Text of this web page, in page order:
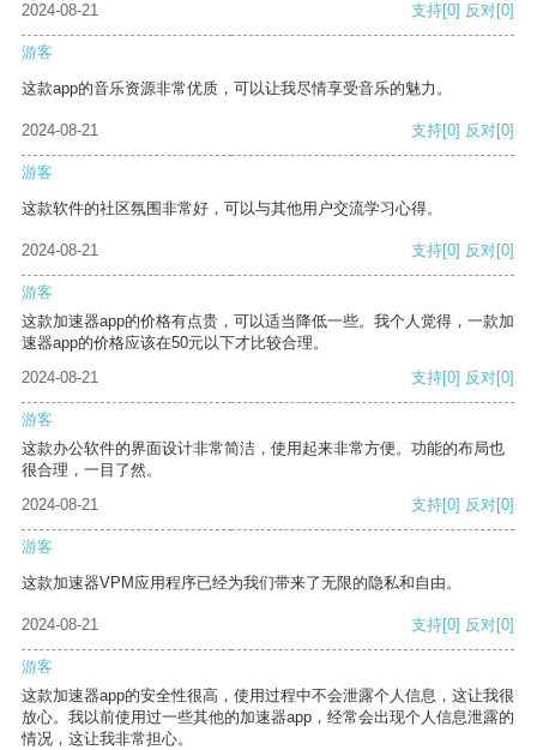
2024-08-21 支持[0] 反对[0]
游客
这款app的音乐资源非常优质，可以让我尽情享受音乐的魅力。
2024-08-21 支持[0] 反对[0]
游客
这款软件的社区氛围非常好，可以与其他用户交流学习心得。
2024-08-21 支持[0] 反对[0]
游客
这款加速器app的价格有点贵，可以适当降低一些。我个人觉得，一款加
速器app的价格应该在50元以下才比较合理。
2024-08-21
支持[0] 反对[0]
游客
这款办公软件的界面设计非常简洁，使用起来非常方便。功能的布局也
很合理，一目了然。
2024-08-21
支持[0] 反对[0]
游客
这款加速器VPM应用程序已经为我们带来了无限的隐私和自由。
2024-08-21 支持[0] 反对[0]
游客
这款加速器app的安全性很高，使用过程中不会泄露个人信息，这让我很
放心。我以前使用过一些其他的加速器app，经常会出现个人信息泄露的
情况，这让我非常担心。